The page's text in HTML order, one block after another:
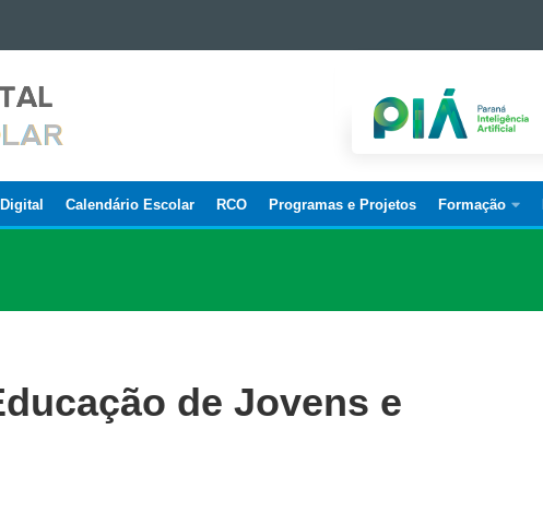
Calendário Escolar RCO Programas e Projetos Formação
de Jovens e